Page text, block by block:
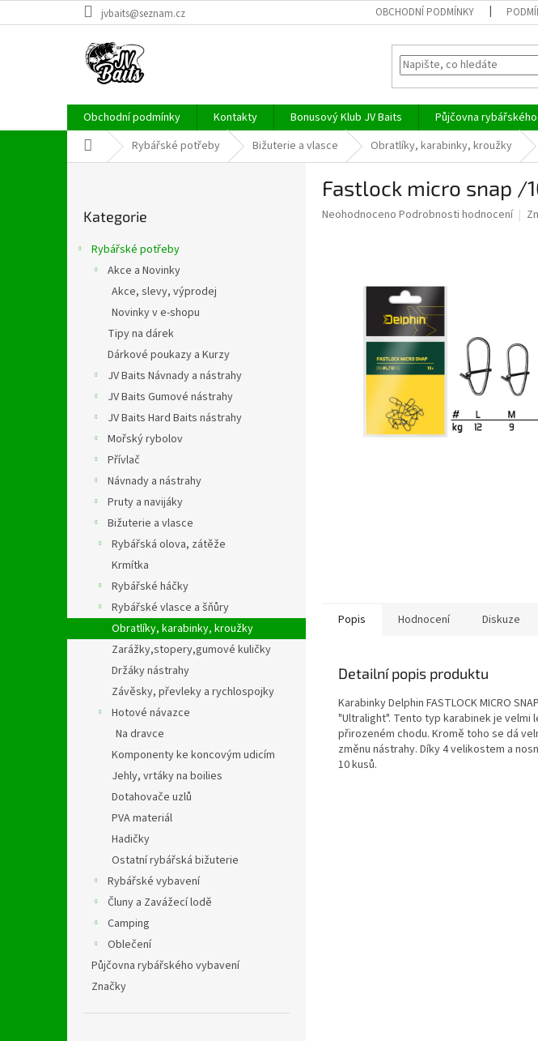
na
jvbaits@seznam.cz OBCHODNÍ PODMÍNKY
Obchodní podmínky Kontakty Bonusový Klub JV Baits Půjčovna
Domů Rybářské potřeby Bižuterie a vlasce Obratlíky, karabinky, kroužky
kategorie
Kategorie
Rybářské potřeby
Akce a Novinky
Akce, slevy, výprodej
Novinky v e-shopu
Tipy na dárek
Dárkové poukazy a Kurzy
JV Baits Návnady a nástrahy
JV Baits Gumové nástrahy
JV Baits Hard Baits nástrahy
Mořský rybolov
Přívlač
Návnady a nástrahy
Pruty a navijáky
Bižuterie a vlasce
Rybářská olova, zátěže
Krmítka
Rybářské háčky
Rybářské vlasce a šňůry
Obratlíky, karabinky, kroužky
Zarážky,stopery,gumové kuličky
Držáky nástrahy
Závěsky, převleky a rychlospojky
Hotové návazce
Na dravce
Komponenty ke koncovým udicím
Jehly, vrtáky na boilies
Dotahovače uzlů
PVA materiál
Hadičky
Ostatní rybářská bižuterie
Rybářské vybavení
Čluny a Zavážecí lodě
Camping
Oblečení
Půjčovna rybářského vybavení
Značky
Fastlock micro snap /
Průměrné
Neohodnoceno Podrobnosti hodnocení
Popis Hodnocení Diskuze
Detailní popis produktu
Karabinky Delphin FASTLOCK MICRO
"Ultralight". Tento typ karabinek je velmi
přirozeném chodu. Kromě toho se dá
změnu nástrahy. Díky 4 velikostem a
10 kusů.